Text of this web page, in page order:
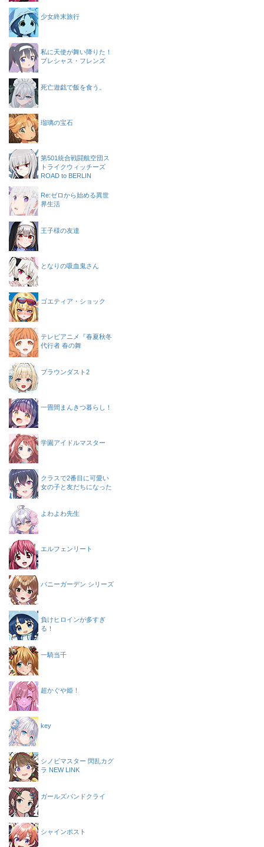
少女終末旅行
私に天使が舞い降りた！
プレシャス・フレンズ
死亡遊戯で飯を食う。
瑠璃の宝石
第501統合戦闘航空団ス
トライクウィッチーズ
ROAD to BERLIN
Re:ゼロから始める異世
界生活
王子様の友達
となりの吸血鬼さん
ゴエティア・ショック
テレビアニメ『春夏秋冬
代行者 春の舞
ブラウンダスト2
一畳間まんきつ暮らし！
学園アイドルマスター
クラスで2番目に可愛い
女の子と友だちになった
よわよわ先生
エルフェンリート
バニーガーデン シリーズ
負けヒロインが多すぎ
る！
一騎当千
超かぐや姫！
key
シノビマスター 閃乱カグ
ラ NEW LINK
ガールズバンドクライ
シャインポスト